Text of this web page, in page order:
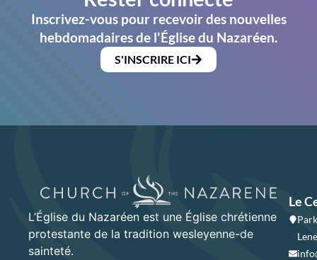
Inscrivez-vous pour recevoir des nouvelles
hebdomadaires de l'Église du Nazaréen.
S'INSCRIRE ICI
L’Église du Nazaréen est une Église chrétienne
protestante de la tradition wesleyenne-de
sainteté.
Le